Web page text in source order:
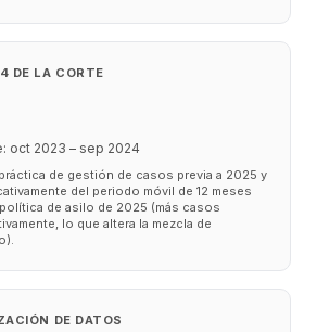
DE LA CORTE
oct 2023 – sep 2024
de gestión de casos previa a 2025 y
del periodo móvil de 12 meses
de asilo de 2025 (más casos
lo que altera la mezcla de
DE DATOS